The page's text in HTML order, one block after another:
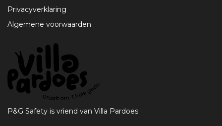
Privacyverklaring
Algemene voorwaarden
P&G Safety is vriend van Villa Pardoes